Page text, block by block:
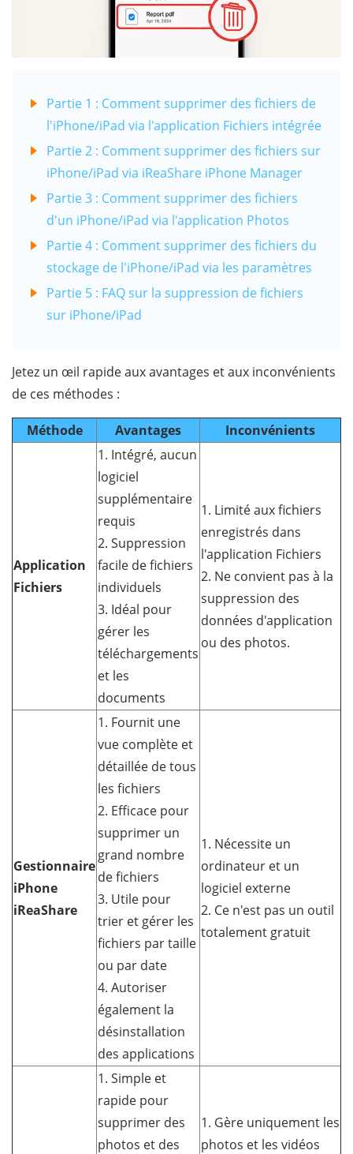
Partie 1 : Comment supprimer des fichiers de
l'iPhone/iPad via l'application Fichiers intégrée
Partie 2 : Comment supprimer des fichiers sur
iPhone/iPad via iReaShare iPhone Manager
Partie 3 : Comment supprimer des fichiers
d'un iPhone/iPad via l'application Photos
Partie 4 : Comment supprimer des fichiers du
stockage de l'iPhone/iPad via les paramètres
Partie 5 : FAQ sur la suppression de fichiers
sur iPhone/iPad
Jetez un œil rapide aux avantages et aux inconvénients
de ces méthodes :
Méthode Avantages Inconvénients
Application
Fichiers
1. Intégré, aucun
logiciel
supplémentaire
requis
2. Suppression
facile de fichiers
individuels
3. Idéal pour
gérer les
téléchargements
et les
documents
1. Limité aux fichiers
enregistrés dans
l'application Fichiers
2. Ne convient pas à la
suppression des
données d'application
ou des photos.
Gestionnaire
iPhone
iReaShare
1. Fournit une
vue complète et
détaillée de tous
les fichiers
2. Efficace pour
supprimer un
grand nombre
de fichiers
3. Utile pour
trier et gérer les
fichiers par taille
ou par date
4. Autoriser
également la
désinstallation
des applications
1. Nécessite un
ordinateur et un
logiciel externe
2. Ce n'est pas un outil
totalement gratuit
1. Simple et
rapide pour
supprimer des
photos et des
1. Gère uniquement les
photos et les vidéos